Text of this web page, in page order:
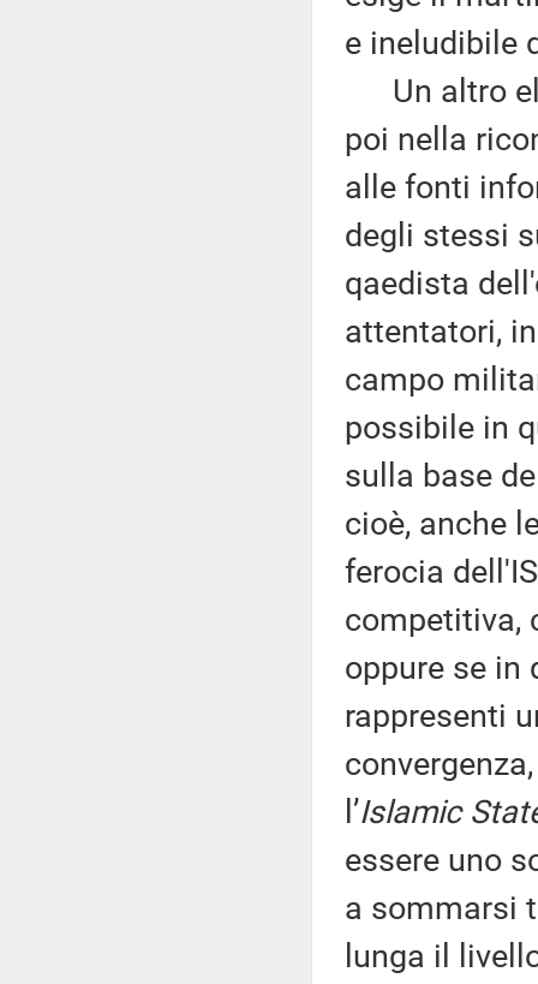
e ineludibile
Un altro
poi nella
alle fonti
degli stessi
qaedista
attentatori,
campo
possibile in
sulla base
cioè, anche
ferocia
competitiva,
oppure se in
rappresenti
l’Islamic
essere uno
a sommarsi
lunga il